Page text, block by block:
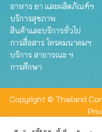
อาหาร ยา และผลิตภัณฑ์ฯ
บริการสุขภาพ
สินค้าและบริการทั่วไป
การสื่อสาร โทรคมนาคมฯ
บริการ สาธารณะ ฯ
การศึกษา
Copyright © Thailand